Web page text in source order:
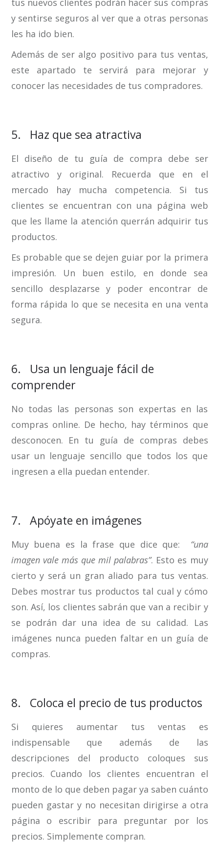
tus nuevos clientes podrán hacer sus compras
y sentirse seguros al ver que a otras personas
les ha ido bien.
Además de ser algo positivo para tus ventas,
este apartado te servirá para mejorar y
conocer las necesidades de tus compradores.
5. Haz que sea atractiva
El diseño de tu guía de compra debe ser
atractivo y original. Recuerda que en el
mercado hay mucha competencia. Si tus
clientes se encuentran con una página web
que les llame la atención querrán adquirir tus
productos.
Es probable que se dejen guiar por la primera
impresión. Un buen estilo, en donde sea
sencillo desplazarse y poder encontrar de
forma rápida lo que se necesita en una venta
segura.
6. Usa un lenguaje fácil de
comprender
No todas las personas son expertas en las
compras online. De hecho, hay términos que
desconocen. En tu guía de compras debes
usar un lenguaje sencillo que todos los que
ingresen a ella puedan entender.
7. Apóyate en imágenes
Muy buena es la frase que dice que:
“una
imagen vale más que mil palabras”. Esto es muy
cierto y será un gran aliado para tus ventas.
Debes mostrar tus productos tal cual y cómo
son. Así, los clientes sabrán que van a recibir y
se podrán dar una idea de su calidad. Las
imágenes nunca pueden faltar en un guía de
compras.
8. Coloca el precio de tus productos
Si quieres aumentar tus ventas es
indispensable que además de las
descripciones del producto coloques sus
precios. Cuando los clientes encuentran el
monto de lo que deben pagar ya saben cuánto
pueden gastar y no necesitan dirigirse a otra
página o escribir para preguntar por los
precios. Simplemente compran.